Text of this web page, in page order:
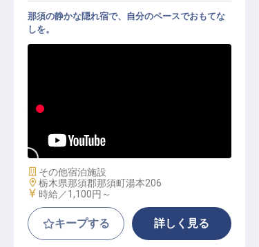
料飲サービス｜週2日〜・1日4h〜／
泉入浴無料
那須の静かな隠れ宿で、自分のペースでおもてな
しを。
施設業態
その他宿泊施設
勤務地
栃木県那須郡那須町湯本206
給与
時給／1,100円～
キープする 詳しく見る